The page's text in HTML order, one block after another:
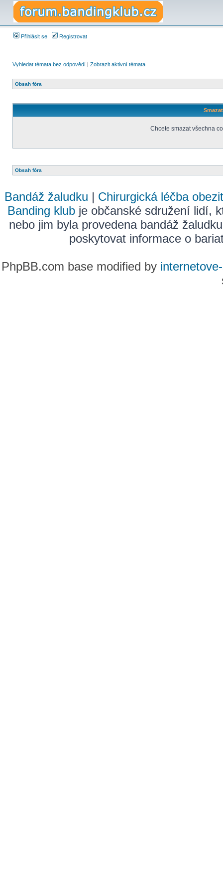
Přihlásit se Registrovat
Vyhledat témata bez odpovědí | Zobrazit aktivní témata
Obsah fóra
Chcete smazat všechna
Obsah fóra
Bandáž žaludku | Chirurgická léčba
Banding klub je občanské sdružení lidí,
nebo jim byla provedena bandáž
poskytovat informace o
PhpBB.com base modified by